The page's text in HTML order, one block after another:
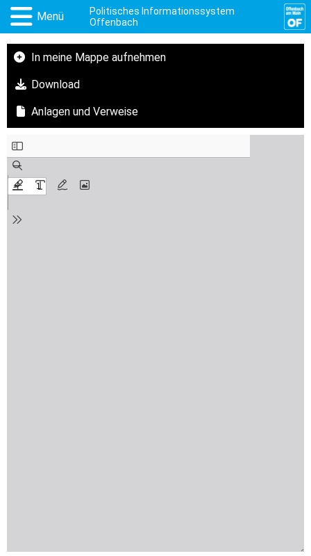
Menü
Politisches Informationssystem
Offenbach
In meine Mappe aufnehmen
Download
Anlagen und Verweise